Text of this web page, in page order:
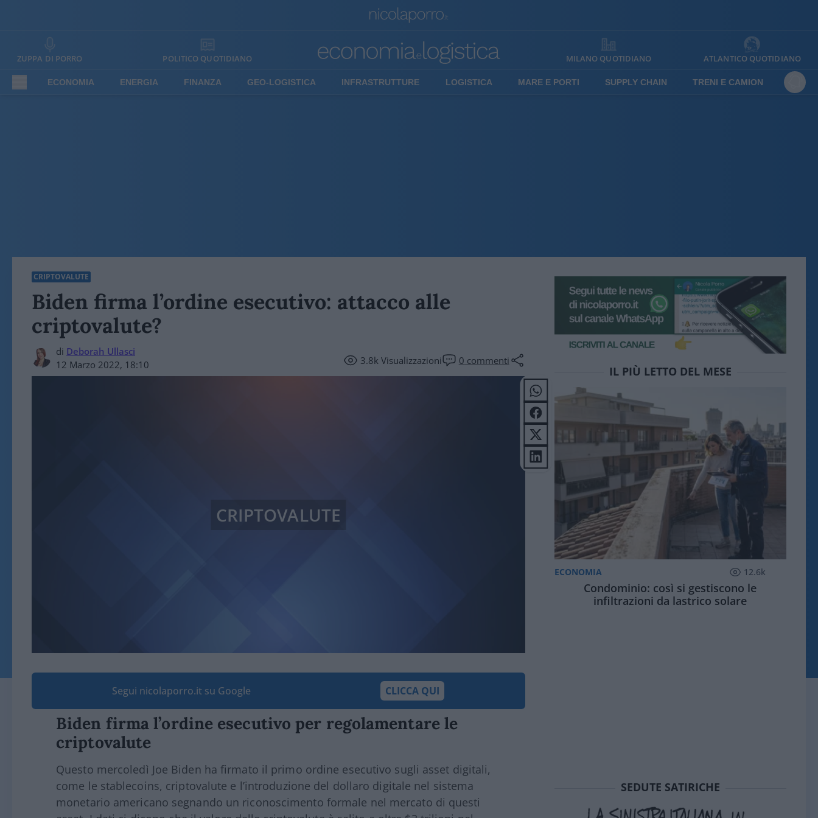
ZUPPA DI PORRO POLITICO QUOTIDIANO MILANO QUOTIDIANO ATLANTICO QUOTIDIANO
ECONOMIA ENERGIA FINANZA GEO-LOGISTICA INFRASTRUTTURE LOGISTICA MARE E PORTI SUPPLY CHAIN TRENI E CAMION
CRIPTOVALUTE
Biden firma l’ordine esecutivo: attacco alle
criptovalute?
di Deborah Ullasci
12 Marzo 2022, 18:10
3.8kVisualizzazioni 0 commenti
CRIPTOVALUTE
Segui nicolaporro.it su Google CLICCA QUI
Biden firma l’ordine esecutivo per regolamentare le
criptovalute
Questo mercoledì Joe Biden ha firmato il primo ordine esecutivo sugli asset digitali,
come le stablecoins, criptovalute e l’introduzione del dollaro digitale nel sistema
monetario americano segnando un riconoscimento formale nel mercato di questi
IL PIÙ LETTO DEL MESE
ECONOMIA 12.6k
Condominio: così si gestiscono le
infiltrazioni da lastrico solare
SEDUTE SATIRICHE